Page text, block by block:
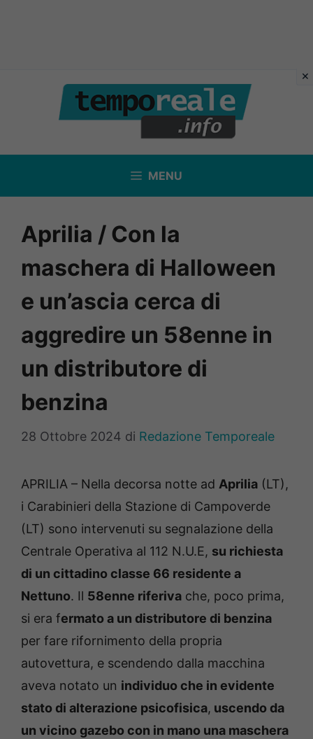
contenuto
MENU
Aprilia / Con la
maschera di Halloween
e un’ascia cerca di
aggredire un 58enne in
un distributore di
benzina
28 Ottobre 2024 di Redazione Temporeale
APRILIA – Nella decorsa notte ad Aprilia (LT),
i Carabinieri della Stazione di Campoverde
(LT) sono intervenuti su segnalazione della
Centrale Operativa al 112 N.U.E, su richiesta
di un cittadino classe 66 residente a
Nettuno. Il 58enne riferiva che, poco prima,
si era fermato a un distributore di benzina
per fare rifornimento della propria
autovettura, e scendendo dalla macchina
aveva notato un individuo che in evidente
stato di alterazione psicofisica, uscendo da
un vicino gazebo con in mano una maschera